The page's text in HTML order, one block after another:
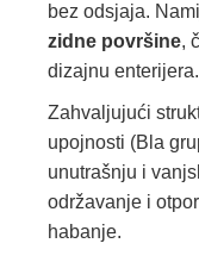
bez odsjaja.
zidne površine,
dizajnu enterijera.
Zahvaljujući
upojnosti (Bla
unutrašnju i
održavanje i
habanje.